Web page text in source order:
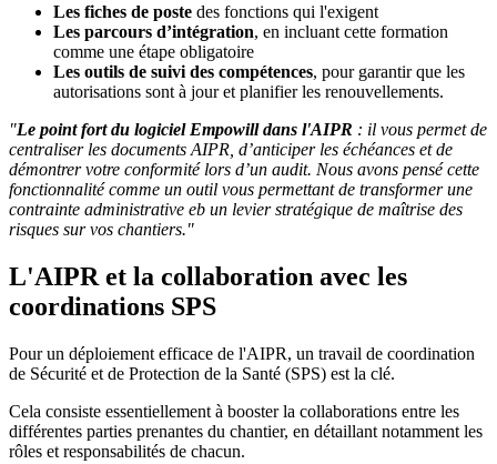
Les fiches de poste des fonctions qui l'exigent
Les parcours d’intégration, en incluant cette formation
comme une étape obligatoire
Les outils de suivi des compétences, pour garantir que les
autorisations sont à jour et planifier les renouvellements.
"Le point fort du logiciel Empowill dans l'AIPR : il vous permet de
centraliser les documents AIPR, d’anticiper les échéances et de
démontrer votre conformité lors d’un audit. Nous avons pensé cette
fonctionnalité comme un outil vous permettant de transformer une
contrainte administrative eb un levier stratégique de maîtrise des
risques sur vos chantiers."
L'AIPR et la collaboration avec les
coordinations SPS
Pour un déploiement efficace de l'AIPR, un travail de coordination
de Sécurité et de Protection de la Santé (SPS) est la clé.
Cela consiste essentiellement à booster la collaborations entre les
différentes parties prenantes du chantier, en détaillant notamment les
rôles et responsabilités de chacun.